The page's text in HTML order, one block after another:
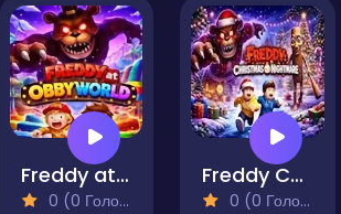
Freddy at Obby World
0 (0 Голосів)
Freddy Christmas Nightmare
0 (0 Голосів)